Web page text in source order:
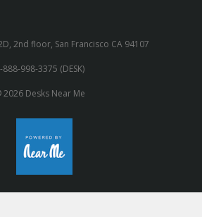
2nd floor, San Francisco CA 94107
888-998-3375 (DESK)
2026 Desks Near Me